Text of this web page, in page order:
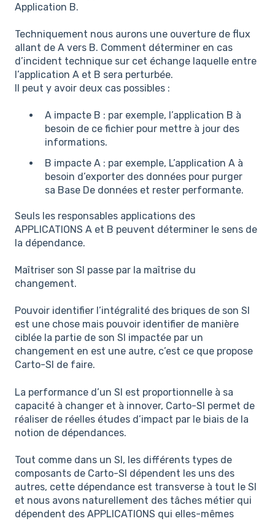
Application B.
Techniquement nous aurons une ouverture de flux
allant de A vers B. Comment déterminer en cas
d’incident technique sur cet échange laquelle entre
l’application A et B sera perturbée.
Il peut y avoir deux cas possibles :
A impacte B : par exemple, l’application B à
besoin de ce fichier pour mettre à jour des
informations.
B impacte A : par exemple, L’application A à
besoin d’exporter des données pour purger
sa Base De données et rester performante.
Seuls les responsables applications des
APPLICATIONS A et B peuvent déterminer le sens de
la dépendance.
Maîtriser son SI passe par la maîtrise du
changement.
Pouvoir identifier l’intégralité des briques de son SI
est une chose mais pouvoir identifier de manière
ciblée la partie de son SI impactée par un
changement en est une autre, c’est ce que propose
Carto-SI de faire.
La performance d’un SI est proportionnelle à sa
capacité à changer et à innover, Carto-SI permet de
réaliser de réelles études d’impact par le biais de la
notion de dépendances.
Tout comme dans un SI, les différents types de
composants de Carto-SI dépendent les uns des
autres, cette dépendance est transverse à tout le SI
et nous avons naturellement des tâches métier qui
dépendent des APPLICATIONS qui elles-mêmes